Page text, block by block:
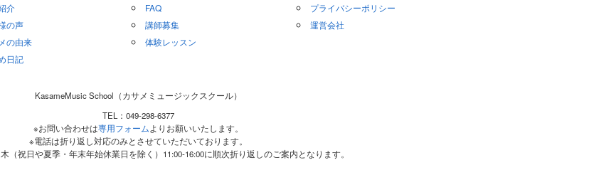
介
の声
の由来
日記
FAQ
講師募集
体験レッスン
プライバシーポリシー
運営会社
KasameMusic School（カサメミュージックスクール）
TEL：049-298-6377
※お問い合わせは専用フォームよりお願いいたします。
※電話は折り返し対応のみとさせていただいております。
（祝日や夏季・年末年始休業日を除く）11:00-16:00に順次折り返しのご案内となります。